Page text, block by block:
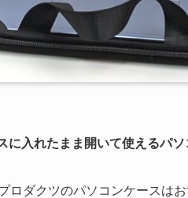
に入れたまま開いて使えるパソ
ロダクツのパソコンケースはお